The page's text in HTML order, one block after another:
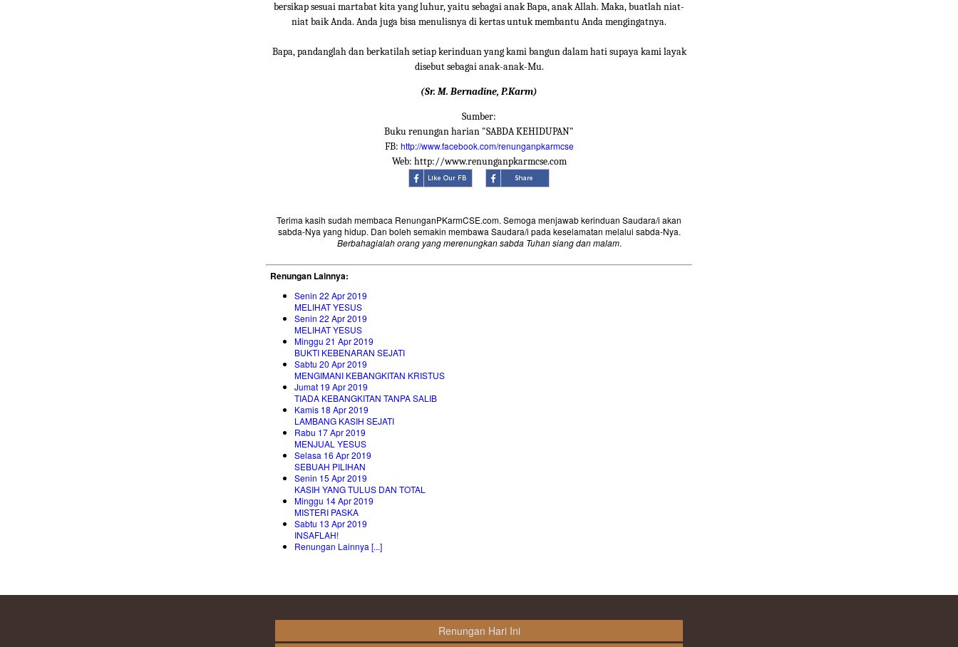
bersikap sesuai martabat kita yang luhur, yaitu sebagai anak Bapa, anak Allah. Maka, buatlah niat-
niat baik Anda. Anda juga bisa menulisnya di kertas untuk membantu Anda mengingatnya.
Bapa, pandanglah dan berkatilah setiap kerinduan yang kami bangun dalam hati supaya kami layak
disebut sebagai anak-anak-Mu.
(Sr. M. Bernadine, P.Karm)
Sumber:
Buku renungan harian "SABDA KEHIDUPAN"
FB: http://www.facebook.com/renunganpkarmcse
Web: http://www.renunganpkarmcse.com
Terima kasih sudah membaca RenunganPKarmCSE.com. Semoga menjawab kerinduan Saudara/i akan
sabda-Nya yang hidup. Dan boleh semakin membawa Saudara/i pada keselamatan melalui sabda-Nya.
Berbahagialah orang yang merenungkan sabda Tuhan siang dan malam.
Renungan Lainnya:
Senin 22 Apr 2019
MELIHAT YESUS
Senin 22 Apr 2019
MELIHAT YESUS
Minggu 21 Apr 2019
BUKTI KEBENARAN SEJATI
Sabtu 20 Apr 2019
MENGIMANI KEBANGKITAN KRISTUS
Jumat 19 Apr 2019
TIADA KEBANGKITAN TANPA SALIB
Kamis 18 Apr 2019
LAMBANG KASIH SEJATI
Rabu 17 Apr 2019
MENJUAL YESUS
Selasa 16 Apr 2019
SEBUAH PILIHAN
Senin 15 Apr 2019
KASIH YANG TULUS DAN TOTAL
Minggu 14 Apr 2019
MISTERI PASKA
Sabtu 13 Apr 2019
INSAFLAH!
Renungan Lainnya [...]
Renungan Hari Ini